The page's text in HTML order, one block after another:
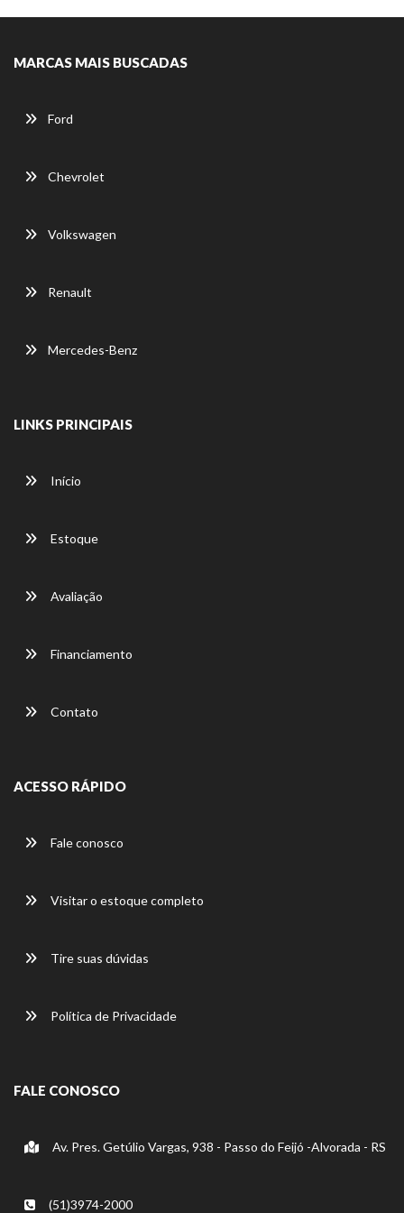
MARCAS MAIS BUSCADAS
Ford
Chevrolet
Volkswagen
Renault
Mercedes-Benz
LINKS PRINCIPAIS
Início
Estoque
Avaliação
Financiamento
Contato
ACESSO RÁPIDO
Fale conosco
Visitar o estoque completo
Tire suas dúvidas
Política de Privacidade
FALE CONOSCO
Av. Pres. Getúlio Vargas, 938 - Passo do Feijó -Alvorada - RS
(51)3974-2000